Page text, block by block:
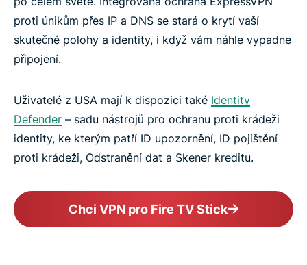
proti únikům přes IP a DNS se stará o krytí vaší
skutečné polohy a identity, i když vám náhle vypadne
připojení.
Uživatelé z USA mají k dispozici také Identity
Defender – sadu nástrojů pro ochranu proti krádeži
identity, ke kterým patří ID upozornění, ID pojištění
proti krádeži, Odstranění dat a Skener kreditu.
Chci VPN pro Fire TV Stick